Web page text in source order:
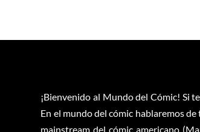
¡Bienvenido al Mundo del Cómic! Si
En el mundo del cómic hablaremos
mainstream del cómic americano